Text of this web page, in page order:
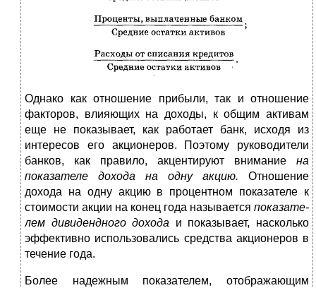
Однако как отношение прибыли, так и отношение
фак­торов, влияющих на доходы, к общим активам
еще не по­казывает, как работает банк, исходя из
интересов его акционеров. Поэтому руководители
банков, как правило, акцен­тируют внимание на
показателе дохода на одну акцию. Отношение
дохода на одну акцию в процентном показате­ле к
стоимости акции на конец года называется показате­
лем дивидендного дохода и показывает, насколько
эффек­тивно использовались средства акционеров в
течение года.
Более надежным показателем, отображающим